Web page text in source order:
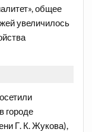
общее
увеличилось
городе
Г. К. Жукова),